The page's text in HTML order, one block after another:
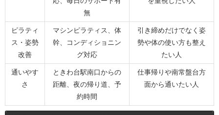
無
ピラティ
ス・姿勢
改善
マシンピラティス、体
幹、コンディショニン
グ対応
引き締めだけでなく姿
勢や体の使い方も整え
たい人
通いやす
さ
ときわ台駅南口からの
距離、夜の帰り道、予
約時間
仕事帰りや南常盤台方
面から通いたい人